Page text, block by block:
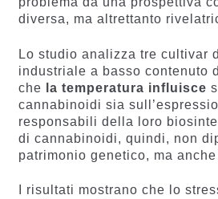
diversa, ma altrettanto
Lo studio analizza tre cultivar
industriale a basso contenuto
che
la temperatura influisce
cannabinoidi sia
responsabili della loro
di cannabinoidi, quindi, non
patrimonio genetico, ma
I risultati mostrano che lo